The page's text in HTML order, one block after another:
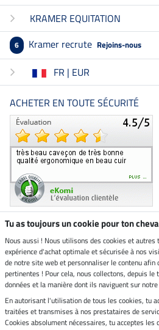
KRAMER EQUITATION
6 Kramer recrute Rejoins-nous
FR | EUR
ACHETER EN TOUTE SÉCURITÉ
Boutique climatiquement
neutre
Livraison par
Paiement sécurisé
Tu as toujours un cookie pour ton
Nous aussi ! Nous utilisons des cookies et
expérience d'achat optimale et sécurisée à nos
de notre site web et personnaliser le contenu afin
pertinentes ! Pour cela, nous collectons, depuis
données et la manière dont ils naviguent sur
En autorisant l'utilisation de tous les cookies, tu
traitées et transmises à nos prestataires de
Cookies absolument nécessaires, tu acceptes